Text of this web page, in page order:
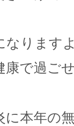
なります
康で過ご
に本年の